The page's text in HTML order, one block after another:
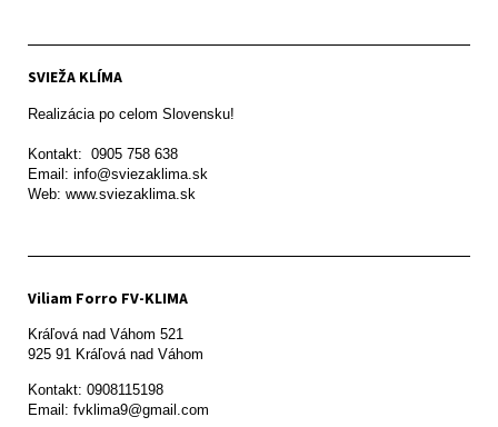
SVIEŽA KLÍMA
Realizácia po celom Slovensku!
Kontakt:  0905 758 638
Email: info@sviezaklima.sk
Web: www.sviezaklima.sk
Viliam Forro FV-KLIMA
Kráľová nad Váhom 521
Kontakt: 0908115198
Email: fvklima9@gmail.com